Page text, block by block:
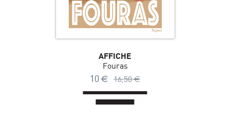
AFFICHE
Fouras
10 € 16,50€